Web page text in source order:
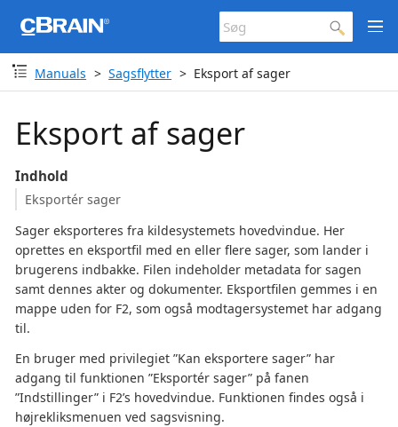
Manuals Sagsflytter Eksport af sager
Eksport af sager
Indhold
Eksportér sager
Sager eksporteres fra kildesystemets hovedvindue. Her
oprettes en eksportfil med en eller flere sager, som lander i
brugerens indbakke. Filen indeholder metadata for sagen
samt dennes akter og dokumenter. Eksportfilen gemmes i en
mappe uden for F2, som også modtagersystemet har adgang
til.
En bruger med privilegiet ”Kan eksportere sager” har
adgang til funktionen ”Eksportér sager” på fanen
”Indstillinger” i F2’s hovedvindue. Funktionen findes også i
højrekliksmenuen ved sagsvisning.